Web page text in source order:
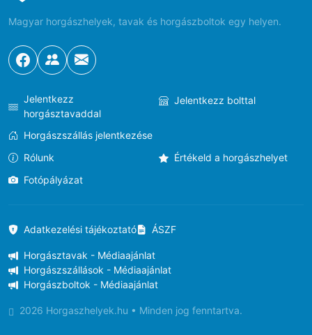
Magyar horgászhelyek, tavak és horgászboltok egy helyen.
Jelentkezz
horgásztavaddal
Jelentkezz bolttal
Horgászszállás jelentkezése
Rólunk
Értékeld a horgászhelyet
Fotópályázat
Adatkezelési tájékoztató ÁSZF
Horgásztavak - Médiaajánlat
Horgászszállások - Médiaajánlat
Horgászboltok - Médiaajánlat
2026 Horgaszhelyek.hu • Minden jog fenntartva.